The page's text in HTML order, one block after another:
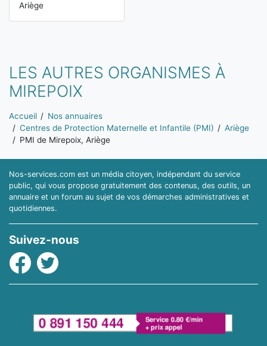
Ariège
LES AUTRES ORGANISMES À
MIREPOIX
Vous êtes ici:
Accueil
Nos annuaires
Centres de Protection Maternelle et Infantile (PMI)
Ariège
PMI de Mirepoix, Ariège
Nos-services.com est un média citoyen, indépendant du service
public, qui vous propose gratuitement des contenus, des outils, un
annuaire et un forum au sujet de vos démarches administratives et
quotidiennes.
Suivez-nous
Facebook
Twitter